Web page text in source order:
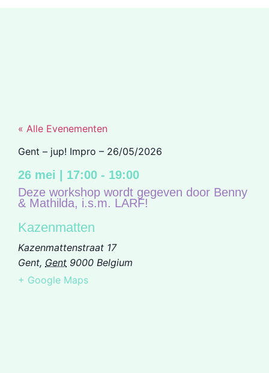
« Alle Evenementen
Gent – jup! Impro – 26/05/2026
26 mei 17:00 - 19:00
Deze workshop wordt gegeven door Benny
& Mathilda, i.s.m. LARF!
Kazenmatten
Kazenmattenstraat 17
Gent, Gent 9000 Belgium
+ Google Maps